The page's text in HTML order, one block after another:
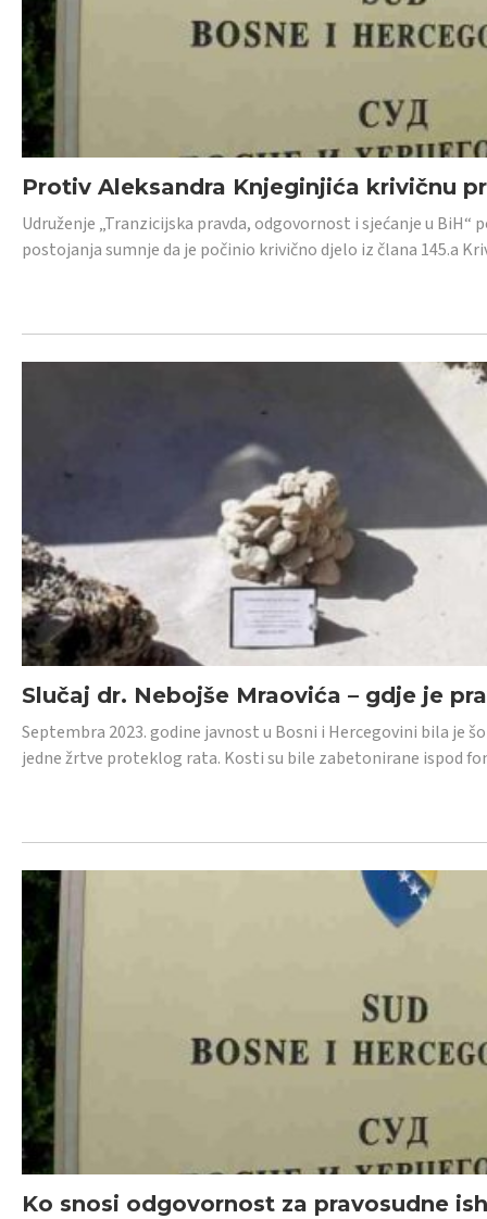
Protiv Aleksandra Knjeginjića krivičnu
Udruženje „Tranzicijska pravda, odgovornost i sjećanje u
postojanja sumnje da je počinio krivično djelo iz člana 145.a
Slučaj dr. Nebojše Mraovića – gdje je
Septembra 2023. godine javnost u Bosni i Hercegovini bila je
jedne žrtve proteklog rata. Kosti su bile zabetonirane ispod
Ko snosi odgovornost za pravosudne